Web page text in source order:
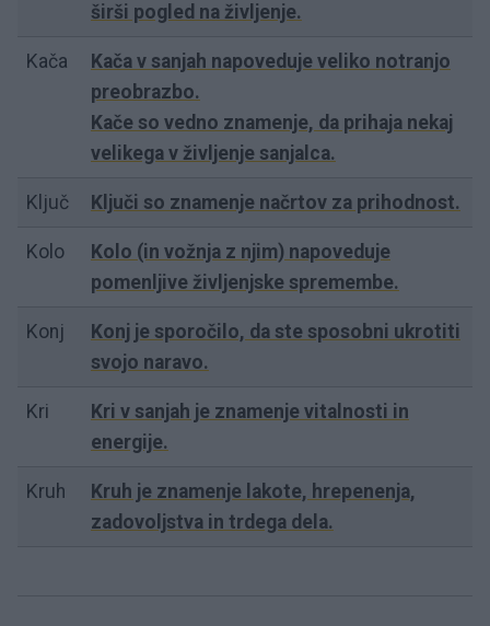
širši pogled na življenje.
Kača
Kača v sanjah napoveduje veliko notranjo
preobrazbo.
Kače so vedno znamenje, da prihaja nekaj
velikega v življenje sanjalca.
Ključ Ključi so znamenje načrtov za prihodnost.
Kolo
Kolo (in vožnja z njim) napoveduje
pomenljive življenjske spremembe.
Konj
Konj je sporočilo, da ste sposobni ukrotiti
svojo naravo.
Kri
Kri v sanjah je znamenje vitalnosti in
energije.
Kruh
Kruh je znamenje lakote, hrepenenja,
zadovoljstva in trdega dela.